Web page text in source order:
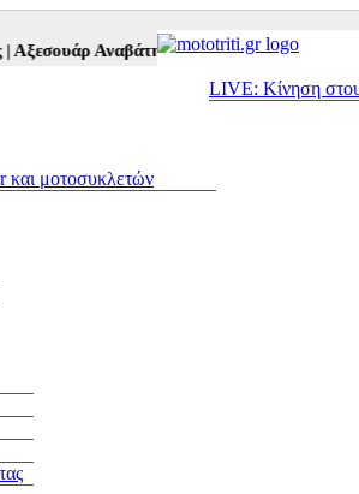
Αναβάτη και Μοτοσυκλέτας |
LIVE: Κίνηση
και μοτοσυκλετών